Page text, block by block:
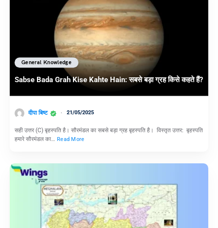
General Knowledge
Sabse Bada Grah Kise Kahte Hain: सबसे बड़ा ग्रह किसे कहते हैं?
दीपा बिष्ट 21/05/2025
सही उत्तर (C) बृहस्पति है। सौरमंडल का सबसे बड़ा ग्रह बृहस्पति है। विस्तृत उत्तर: बृहस्पति
हमारे सौरमंडल का… Read More